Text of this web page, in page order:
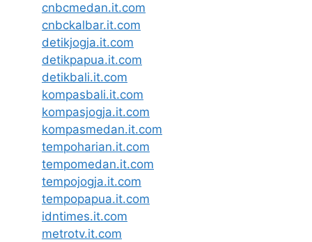
cnbcmedan.it.com
cnbckalbar.it.com
detikjogja.it.com
detikpapua.it.com
detikbali.it.com
kompasbali.it.com
kompasjogja.it.com
kompasmedan.it.com
tempoharian.it.com
tempomedan.it.com
tempojogja.it.com
tempopapua.it.com
idntimes.it.com
metrotv.it.com